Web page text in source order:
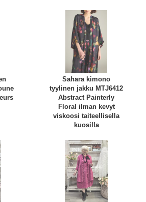
Sahara kimono
tyylinen jakku MTJ6412
Abstract Painterly
Floral ilman kevyt
viskoosi taiteellisella
kuosilla